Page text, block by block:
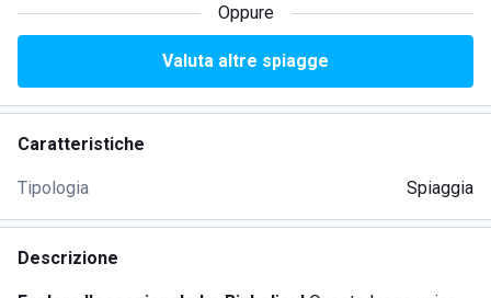
Oppure
Valuta altre spiagge
Caratteristiche
Tipologia Spiaggia
Descrizione